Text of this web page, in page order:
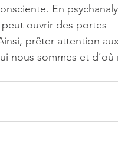
En
peut ouvrir des portes
prêter attention
nous sommes et d’où